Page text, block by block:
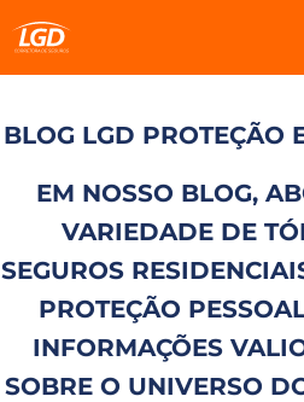
BLOG LGD PROTEÇÃO
EM NOSSO BLOG,
VARIEDADE DE
SEGUROS
PROTEÇÃO
INFORMAÇÕES
SOBRE O UNIVERSO